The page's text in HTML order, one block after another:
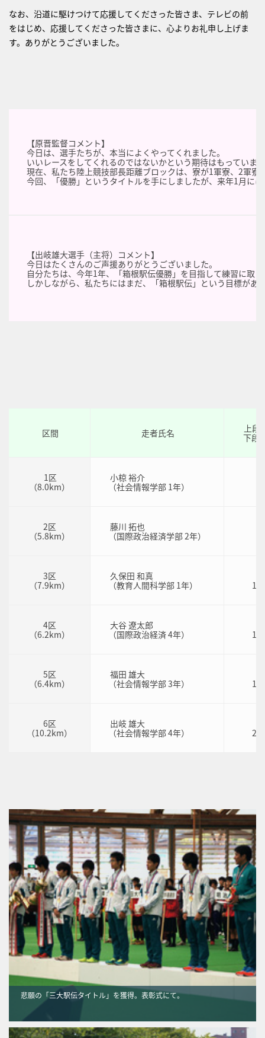
なお、沿道に駆けつけて応援してくださった皆さま、テレビの前
をはじめ、応援してくださった皆さまに、心よりお礼申し上げま
す。ありがとうございました。
【原晋監督コメント】
今日は、選手たちが、本当によくやってくれました。
いいレースをしてくれるのではないかという期待はもってい
現在、私たち陸上競技部長距離ブロックは、寮が1軍寮、2軍
今回、「優勝」というタイトルを手にしましたが、来年1月に
【出岐雄大選手（主将）コメント】
今日はたくさんのご声援ありがとうございました。
自分たちは、今年1年、「箱根駅伝優勝」を目指して練習に取
しかしながら、私たちにはまだ、「箱根駅伝」という目標が
区間 走者氏名
上段
下段
1区
（8.0km）
小椋 裕介
（社会情報学部 1年）
2区
（5.8km）
藤川 拓也
（国際政治経済学部 2年）
3区
（7.9km）
久保田 和真
（教育人間科学部 1年）
1
4区
（6.2km）
大谷 遼太郎
（国際政治経済 4年）
1
5区
（6.4km）
福田 雄大
（社会情報学部 3年）
1
6区
（10.2km）
出岐 雄大
（社会情報学部 4年）
2
悲願の「三大駅伝タイトル」を獲得。表彰式にて。